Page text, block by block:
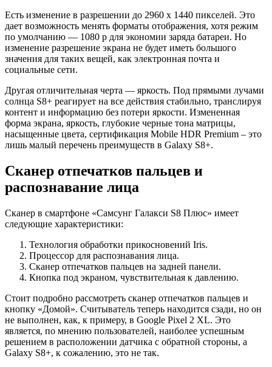
Есть изменение в разрешении до 2960 x 1440 пикселей. Это
дает возможность менять форматы отображения, хотя режим
по умолчанию — 1080 p для экономии заряда батареи. Но
изменение разрешение экрана не будет иметь большого
значения для таких вещей, как электронная почта и
социальные сети.
Другая отличительная черта — яркость. Под прямыми лучами
солнца S8+ реагирует на все действия стабильно, транслируя
контент и информацию без потери яркости. Измененная
форма экрана, яркость, глубокие черные тона матрицы,
насыщенные цвета, сертификация Mobile HDR Premium – это
лишь малый перечень преимуществ в Galaxy S8+.
Сканер отпечатков пальцев и
распознавание лица
Сканер в смартфоне «Самсунг Галакси S8 Плюс» имеет
следующие характеристики:
Технология обработки прикосновений Iris.
Процессор для распознавания лица.
Сканер отпечатков пальцев на задней панели.
Кнопка под экраном, чувствительная к давлению.
Стоит подробно рассмотреть сканер отпечатков пальцев и
кнопку «Домой». Считыватель теперь находится сзади, но он
не выполнен, как, к примеру, в Google Pixel 2 XL. Это
является, по мнению пользователей, наиболее успешным
решением в расположении датчика с обратной стороны, а
Galaxy S8+, к сожалению, это не так.